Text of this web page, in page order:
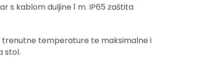
s kablom duljine 1 m. IP65 zaštita
trenutne temperature te maksimalne i
stol.